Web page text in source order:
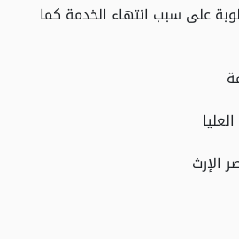
على سبب انتهاء الخدمة كما
الإرث